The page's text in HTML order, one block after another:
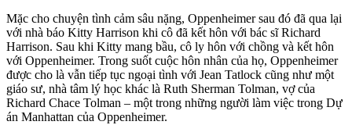
Mặc cho chuyện tình cảm sâu nặng, Oppenheimer sau đó đã qua lại
với nhà báo Kitty Harrison khi cô đã kết hôn với bác sĩ Richard
Harrison. Sau khi Kitty mang bầu, cô ly hôn với chồng và kết hôn
với Oppenheimer. Trong suốt cuộc hôn nhân của họ, Oppenheimer
được cho là vẫn tiếp tục ngoại tình với Jean Tatlock cũng như một
giáo sư, nhà tâm lý học khác là Ruth Sherman Tolman, vợ của
Richard Chace Tolman – một trong những người làm việc trong Dự
án Manhattan của Oppenheimer.